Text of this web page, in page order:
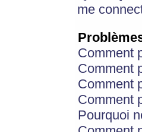
me
Comment
Comment
Comment
Comment
Pourquoi